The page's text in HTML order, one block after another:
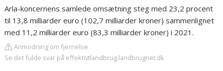
Arla-koncernens samlede omsætning steg med 23,2 procent
til 13,8 milliarder euro (102,7 milliarder kroner) sammenlignet
med 11,2 milliarder euro (83,3 milliarder kroner) i 2021.
Anmodning om fjernelse
Se det fulde svar på effektivtlandbrug.landbrugnet.dk